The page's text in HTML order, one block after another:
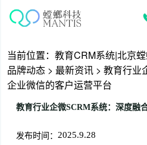
当前位置： 教育CRM系统|北京
品牌动态 > 最新资讯 > 教育行业
企业微信的客户运营平台
教育行业企微SCRM系统：深度融
发布时间： 2025.9.28